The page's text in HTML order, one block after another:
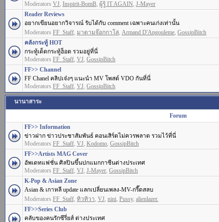
Moderators VJ, Inspirit-BomB, ผู้รู้ IT AGAIN, J-Mayer
Reader Reviews
อยากเขียนอยากวิจารณ์ รับได้กับ comment เฉพาะคนเก่งเท่านั้น
Moderators FF_Staff, มาดามจ๊อกกาโล่, Armand D'Angouleme, GossipBitch
คลังกระทู้ HOT
กระทู้เด็ดกระทู้ฮ็อต รวมอยู่ที่นี่
Moderators FF_Staff, VJ, GossipBitch
FF>> Channel
FF Chanel คลิปเจ๋งๆ แนะนำ MV โพสต์ VDO กันที่นี่
Moderators FF_Staff, VJ, GossipBitch
นานาสาระ
Forum
FF>> Information
ข่าวฝาก ข่าวประชาสัมพันธ์ คอนเสิร์ตไม่ควรพลาด รวมไว้ที่นี่
Moderators FF_Staff, VJ, Kodomo, GossipBitch
FF>>Artists MAG Cover
อัพเดทแฟชั่น ศิลปินขึ้นปกแมกกาซีนต่างประเทศ
Moderators FF_Staff, VJ, J-Mayer, GossipBitch
K-Pop & Asian Zone
Asian & เกาหลี update แลกเปลี่ยนเพลง-MV-กรี๊ดสลบ
Moderators FF_Staff, ทิวทิวา, VJ, nini, Pussy, alienlazer.
FF>>Series Club
คลับของคนรักซีรี่ยส์ ต่างประเทศ